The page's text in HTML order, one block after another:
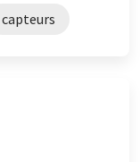
capteurs